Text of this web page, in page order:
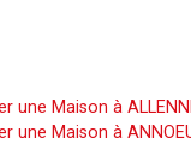
une Maison à
une Maison à